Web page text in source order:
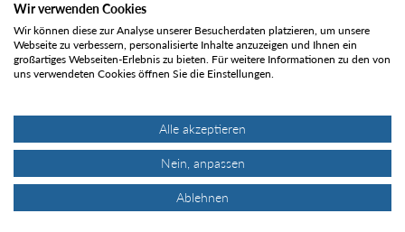
Social Media
Gefällt mir
Wir verwenden Cookies
Wir können diese zur Analyse unserer Besucherdaten platzieren, um unsere
Webseite zu verbessern, personalisierte Inhalte anzuzeigen und Ihnen ein
großartiges Webseiten-Erlebnis zu bieten. Für weitere Informationen zu den von
uns verwendeten Cookies öffnen Sie die Einstellungen.
Alle akzeptieren
Nein, anpassen
Ablehnen